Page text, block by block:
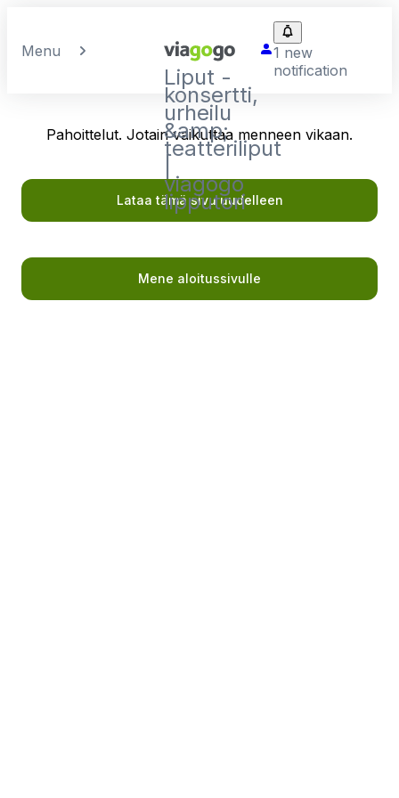
Menu
Liput -
konsertti,
urheilu
&amp;
teatteriliput
viagogo
lipputori
1 new
notification
Pahoittelut. Jotain vaikuttaa menneen vikaan.
Lataa tämä sivu uudelleen
Mene aloitussivulle